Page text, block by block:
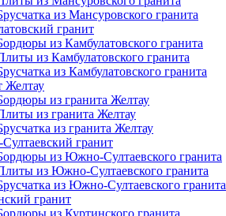
из Мансуровского гранита
гранит
из Камбулатовского гранита
из Камбулатовского гранита
из Камбулатовского гранита
Желтау
из гранита Желтау
из гранита Желтау
из гранита Желтау
гранит
из Южно-Султаевского гранита
из Южно-Султаевского гранита
из Южно-Султаевского гранита
гранит
из Куртинского гранита